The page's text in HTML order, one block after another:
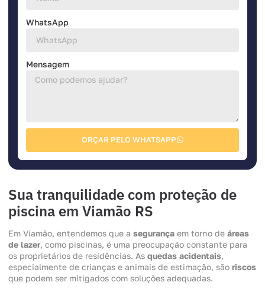
WhatsApp
Mensagem
ORÇAR PELO WHATSAPP
Sua tranquilidade com proteção de
piscina em Viamão RS
Em Viamão, entendemos que a segurança em torno de áreas
de lazer, como piscinas, é uma preocupação constante para
os proprietários de residências. As quedas acidentais,
especialmente de crianças e animais de estimação, são riscos
que podem ser mitigados com soluções adequadas.